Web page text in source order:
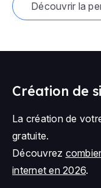
Découvrir la
Création de
La création de
gratuite.
Découvrez
internet en 2026.